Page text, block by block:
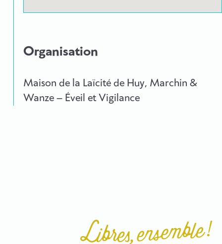
Organisation
Maison de la Laïcité de Huy, Marchin &
Wanze – Éveil et Vigilance